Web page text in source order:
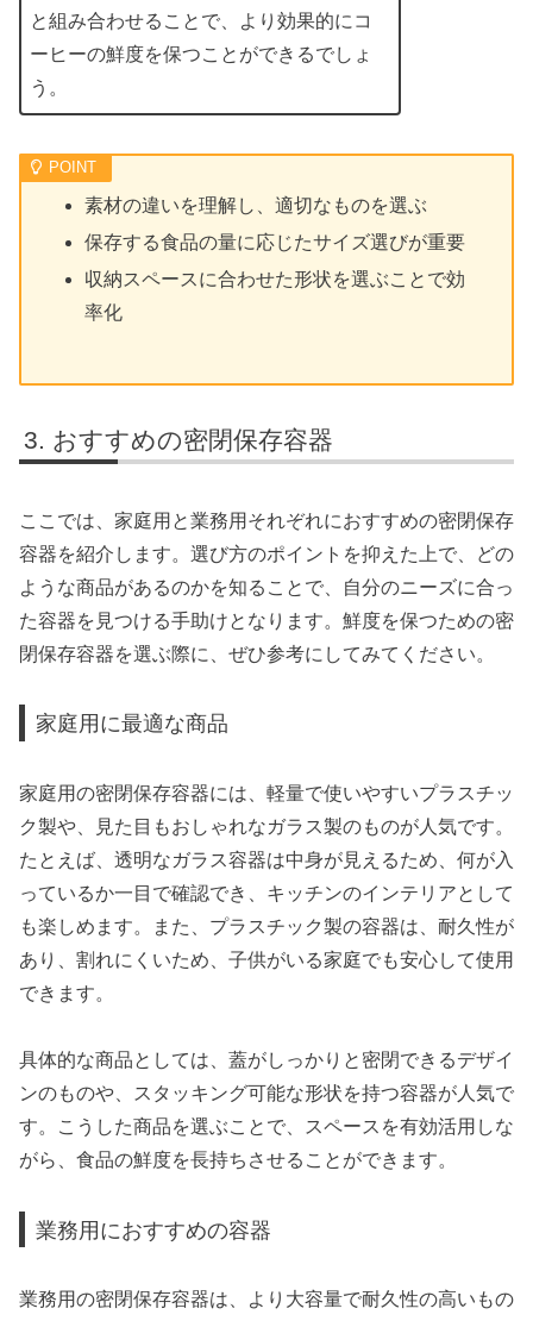
と組み合わせることで、より効果的にコ
ーヒーの鮮度を保つことができるでしょ
う。
素材の違いを理解し、適切なものを選ぶ
保存する食品の量に応じたサイズ選びが重要
収納スペースに合わせた形状を選ぶことで効
率化
おすすめの密閉保存容器
ここでは、家庭用と業務用それぞれにおすすめの密閉保存
容器を紹介します。選び方のポイントを抑えた上で、どの
ような商品があるのかを知ることで、自分のニーズに合っ
た容器を見つける手助けとなります。鮮度を保つための密
閉保存容器を選ぶ際に、ぜひ参考にしてみてください。
家庭用に最適な商品
家庭用の密閉保存容器には、軽量で使いやすいプラスチッ
ク製や、見た目もおしゃれなガラス製のものが人気です。
たとえば、透明なガラス容器は中身が見えるため、何が入
っているか一目で確認でき、キッチンのインテリアとして
も楽しめます。また、プラスチック製の容器は、耐久性が
あり、割れにくいため、子供がいる家庭でも安心して使用
できます。
具体的な商品としては、蓋がしっかりと密閉できるデザイ
ンのものや、スタッキング可能な形状を持つ容器が人気で
す。こうした商品を選ぶことで、スペースを有効活用しな
がら、食品の鮮度を長持ちさせることができます。
業務用におすすめの容器
業務用の密閉保存容器は、より大容量で耐久性の高いもの